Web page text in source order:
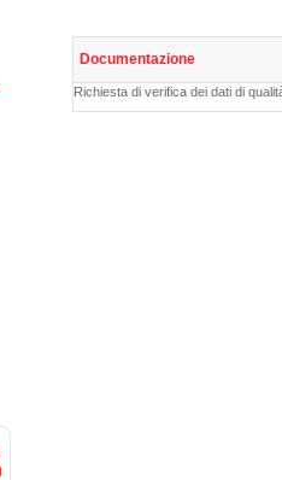
Documentazione
Richiesta di verifica dei dati di